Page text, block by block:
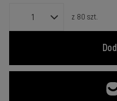
z 80 szt.